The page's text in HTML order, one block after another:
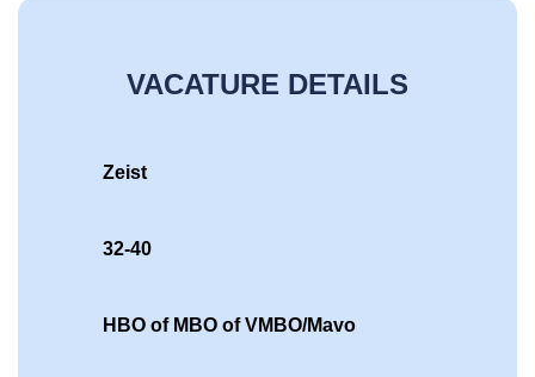
VACATURE DETAILS
Zeist
32-40
HBO of MBO of VMBO/Mavo